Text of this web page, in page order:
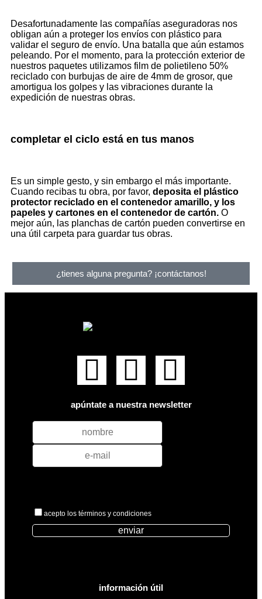
Desafortunadamente las compañías aseguradoras nos
obligan aún a proteger los envíos con plástico para
validar el seguro de envío. Una batalla que aún estamos
peleando. Por el momento, para la protección exterior de
nuestros paquetes utilizamos film de polietileno 50%
reciclado con burbujas de aire de 4mm de grosor, que
amortigua los golpes y las vibraciones durante la
expedición de nuestras obras.
completar el ciclo está en tus manos
Es un simple gesto, y sin embargo el más importante.
Cuando recibas tu obra, por favor, deposita el plástico
protector reciclado en el contenedor amarillo, y los
papeles y cartones en el contenedor de cartón. O
mejor aún, las planchas de cartón pueden convertirse en
una útil carpeta para guardar tus obras.
¿tienes alguna pregunta? ¡contáctanos!
apúntate a nuestra newsletter
acepto los términos y condiciones
enviar
información útil